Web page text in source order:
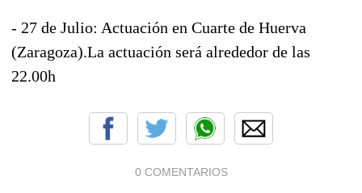
- 27 de Julio: Actuación en Cuarte de Huerva
(Zaragoza).La actuación será alrededor de las
22.00h
0 COMENTARIOS